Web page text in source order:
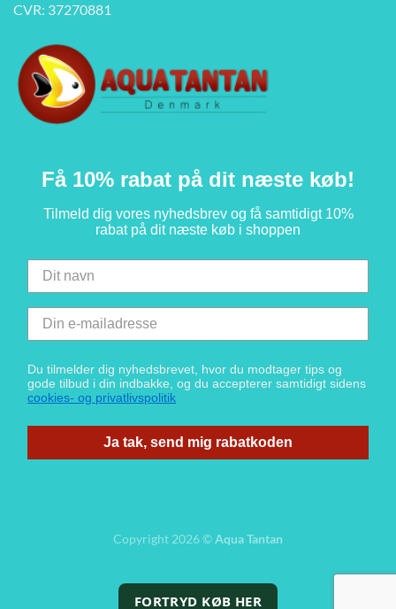
CVR: 37270881
Få 10% rabat på dit næste køb!
Tilmeld dig vores nyhedsbrev og få samtidigt 10%
rabat på dit næste køb i shoppen
Du tilmelder dig nyhedsbrevet, hvor du modtager tips og
gode tilbud i din indbakke, og du accepterer samtidigt sidens
cookies- og privatlivspolitik
Ja tak, send mig rabatkoden
Copyright 2026 ©Aqua Tantan
FORTRYD KØB HER